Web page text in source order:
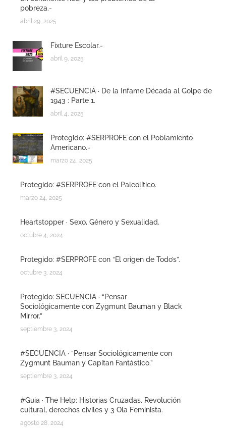
pobreza.-
abril 29, 2025
Fixture Escolar.-
abril 9, 2025
#SECUENCIA · De la Infame Década al Golpe de
1943 : Parte 1.
abril 4, 2025
Protegido: #SERPROFE con el Poblamiento
Americano.-
marzo 24, 2025
Protegido: #SERPROFE con el Paleolítico.
marzo 24, 2025
Heartstopper · Sexo, Género y Sexualidad.
octubre 4, 2024
Protegido: #SERPROFE con “El origen de Todo’s”.
octubre 3, 2024
Protegido: SECUENCIA · “Pensar
Sociológicamente con Zygmunt Bauman y Black
Mirror.”
septiembre 3, 2024
#SECUENCIA · “Pensar Sociológicamente con
Zygmunt Bauman y Capitan Fantástico.”
septiembre 3, 2024
#Guia · The Help: Historias Cruzadas. Revolución
cultural, derechos civiles y 3 Ola Feminista.
agosto 28, 2024